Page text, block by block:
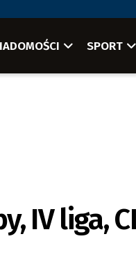
SPORT
IV liga,